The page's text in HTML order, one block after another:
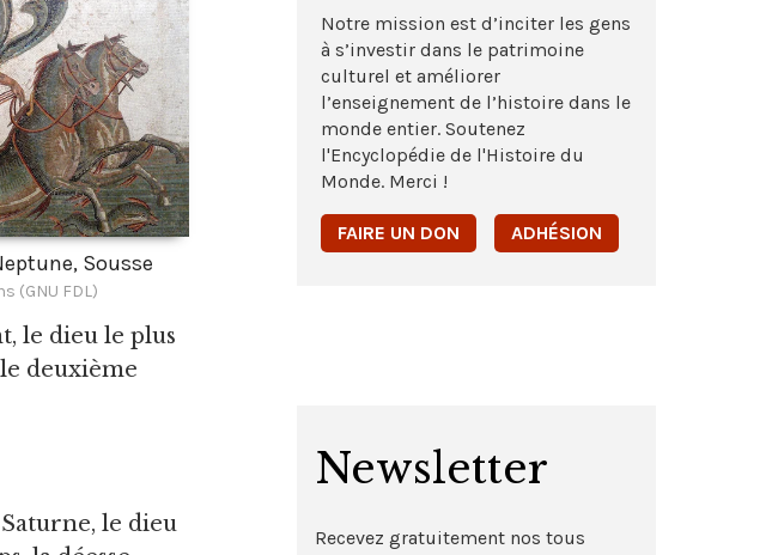
Sousse
(GNU FDL)
le dieu le plus
deuxième
le dieu
Notre mission est d’inciter les gens
à s’investir dans le patrimoine
culturel et améliorer
l’enseignement de l’histoire dans le
monde entier. Soutenez
l'Encyclopédie de l'Histoire du
Monde. Merci !
FAIRE UN DON ADHÉSION
Newsletter
Recevez gratuitement nos tous